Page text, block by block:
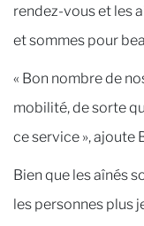
rendez-vous et les
et sommes pour
« Bon nombre de
mobilité, de sorte
ce service », ajoute
Bien que les aînés
les personnes plus